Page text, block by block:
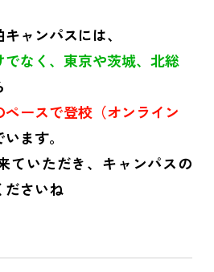
ャンパスには、
なく、東京や茨城、北総
ペースで登校（オンライン
ます。
ていただき、キャンパスの
ださいね